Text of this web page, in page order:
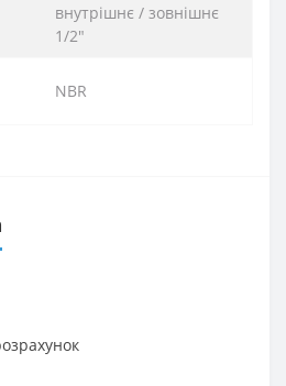
внутрішнє / зовнішнє
1/2″
NBR